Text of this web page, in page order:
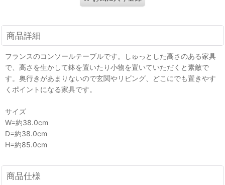
商品詳細
フランスのコンソールテーブルです。しゅっとした高さのある家具
で、高さを生かして鉢を置いたり小物を置いていただくと素敵で
す。奥行きがあまりないので玄関やリビング、どこにでも置きやす
くポイントになる家具です。
サイズ
W=約38.0cm
D=約38.0cm
H=約85.0cm
商品仕様